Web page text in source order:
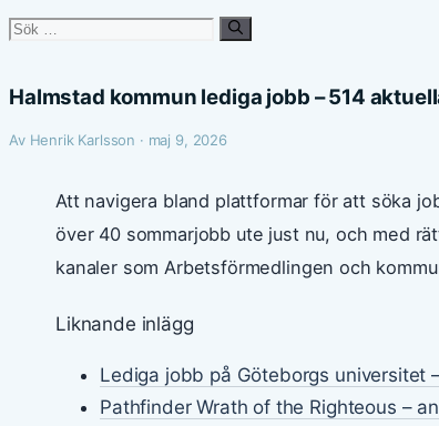
Sök
Halmstad kommun lediga jobb – 514
Av Henrik Karlsson · maj 9, 2026
Att navigera bland plattformar för att söka
över 40 sommarjobb ute just nu, och med
kanaler som Arbetsförmedlingen och
Liknande inlägg
Lediga jobb på Göteborgs universitet
Pathfinder Wrath of the Righteous –